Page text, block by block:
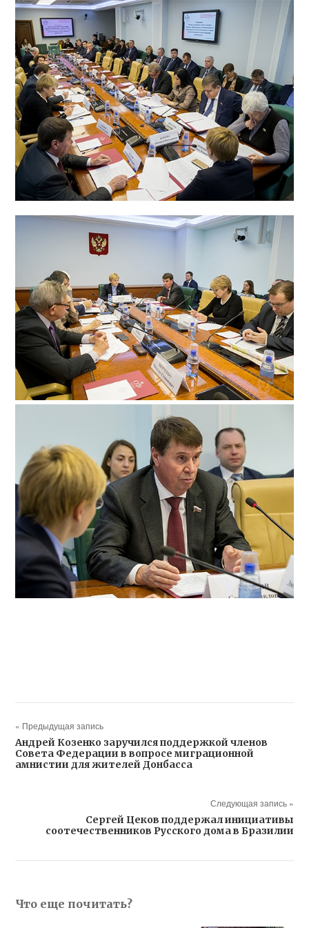
« Предыдущая запись
Андрей Козенко заручился поддержкой членов
Совета Федерации в вопросе миграционной
амнистии для жителей Донбасса
Следующая запись »
Сергей Цеков поддержал инициативы
соотечественников Русского дома в Бразилии
Что еще почитать?